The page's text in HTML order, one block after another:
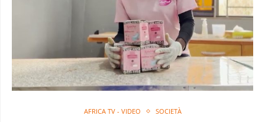
AFRICA TV - VIDEO SOCIETÀ